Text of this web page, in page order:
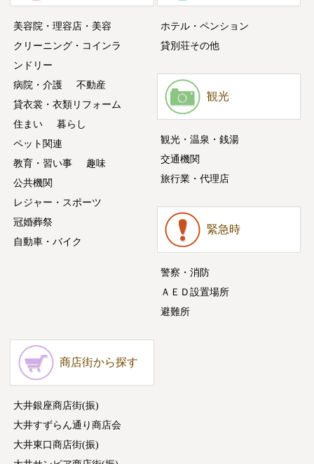
美容院・理容店・美容
クリーニング・コインラ
ンドリー
病院・介護
不動産
貸衣裳・衣類リフォーム
住まい
暮らし
ペット関連
教育・習い事
趣味
公共機関
レジャー・スポーツ
冠婚葬祭
自動車・バイク
ホテル・ペンション
貸別荘その他
観光
観光・温泉・銭湯
交通機関
旅行業・代理店
緊急時
警察・消防
ＡＥＤ設置場所
避難所
商店街から探す
大井銀座商店街(振)
大井すずらん通り商店会
大井東口商店街(振)